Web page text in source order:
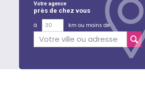
Votre agence
près de chez vous
à
km ou moins de